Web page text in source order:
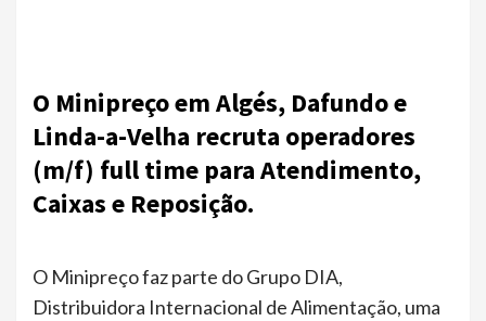
O Minipreço em Algés, Dafundo e
Linda-a-Velha recruta operadores
(m/f) full time para Atendimento,
Caixas e Reposição.
O Minipreço faz parte do Grupo DIA,
Distribuidora Internacional de Alimentação, uma